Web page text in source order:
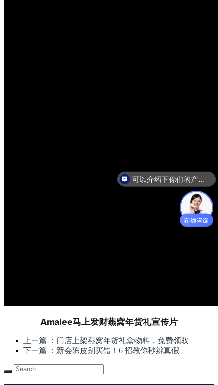
Amalee马上发财燕窝年货礼宣传片
上一篇
：门店上架燕窝年货礼盒物料，免费领取
下一篇
：新会陈皮别买错！6 招教你秒辨真假
可以介绍下你们的产品么